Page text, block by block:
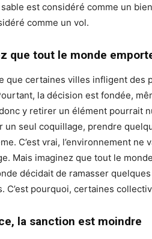
sable est considéré comme un
comme un vol.
que tout le monde
que certaines villes infligent des
la décision est fondée,
y retirer un élément pourrait
un seul coquillage, prendre
C’est vrai, l’environnement
Mais imaginez que tout le
décidait de ramasser
C’est pourquoi, certaines
la sanction est moindre